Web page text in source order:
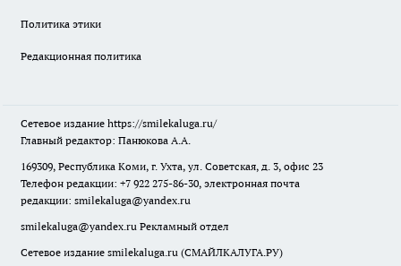
Политика этики
Редакционная политика
Сетевое издание https://smilekaluga.ru/
Главный редактор: Панюкова А.А.
169309, Республика Коми, г. Ухта, ул. Советская, д. 3, офис 23
Телефон редакции: +7 922 275-86-30, электронная почта
редакции: smilekaluga@yandex.ru
smilekaluga@yandex.ru Рекламный отдел
Сетевое издание smilekaluga.ru (СМАЙЛКАЛУГА.РУ)